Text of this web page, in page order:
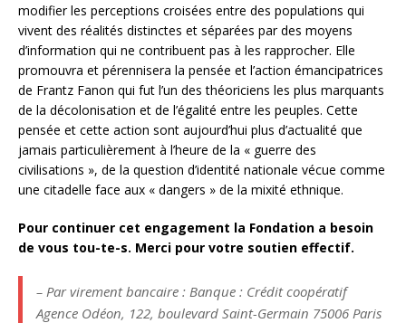
modifier les perceptions croisées entre des populations qui
vivent des réalités distinctes et séparées par des moyens
d’information qui ne contribuent pas à les rapprocher. Elle
promouvra et pérennisera la pensée et l’action émancipatrices
de Frantz Fanon qui fut l’un des théoriciens les plus marquants
de la décolonisation et de l’égalité entre les peuples. Cette
pensée et cette action sont aujourd’hui plus d’actualité que
jamais particulièrement à l’heure de la « guerre des
civilisations », de la question d’identité nationale vécue comme
une citadelle face aux « dangers » de la mixité ethnique.
Pour continuer cet engagement la Fondation a besoin
de vous tou-te-s. Merci pour votre soutien effectif.
– Par virement bancaire : Banque : Crédit coopératif
Agence Odéon, 122, boulevard Saint-Germain 75006 Paris